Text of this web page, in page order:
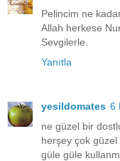
Pelincim ne
Allah herkese
Sevgilerle.
Yanıtla
yesildomates 6
ne güzel bir
herşey çok güzel
güle güle